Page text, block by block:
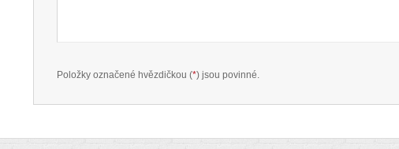
Položky označené hvězdičkou (*) jsou povinné.